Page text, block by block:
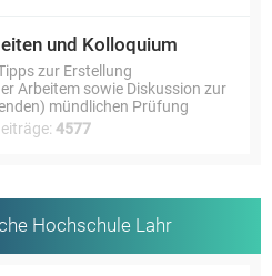
und Kolloquium
zur Erstellung
Arbeitem sowie Diskussion zur
mündlichen Prüfung
4577
Hochschule Lahr